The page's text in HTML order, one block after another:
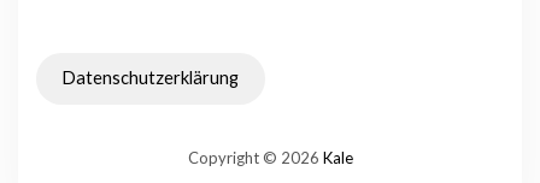
Datenschutzerklärung
Copyright © 2026 Kale